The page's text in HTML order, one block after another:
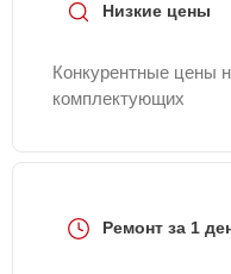
Низкие цены
Конкурентные цены
комплектующих
Ремонт за 1